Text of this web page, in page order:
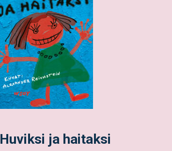
Huviksi ja haitaksi